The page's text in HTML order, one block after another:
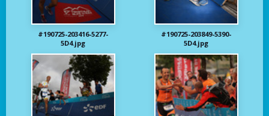
#190725-203416-5277-
5D4.jpg
#190725-203849-5390-
5D4.jpg